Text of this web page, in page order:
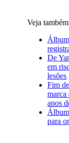
Veja
De
em
lesões
Fim
marca
anos
para